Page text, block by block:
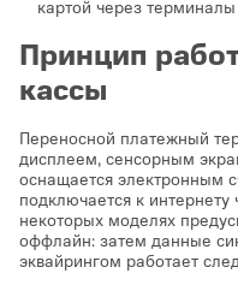
картой через
Принцип
кассы
Переносной платежный
дисплеем, сенсорным
оснащается электронным
подключается к
некоторых моделях
оффлайн: затем данные
эквайрингом работает